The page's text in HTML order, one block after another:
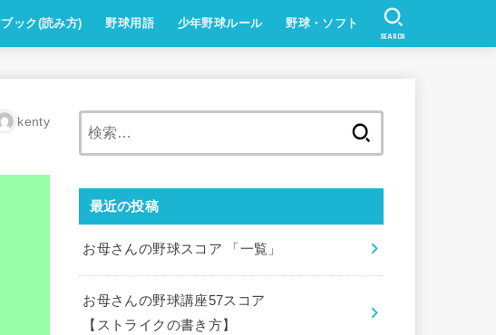
ック(読み方) 野球用語 少年野球ルール 野球・ソフト
SEARCH
kenty
最近の投稿
お母さんの野球スコア 「一覧」
お母さんの野球講座57スコア
【ストライクの書き方】